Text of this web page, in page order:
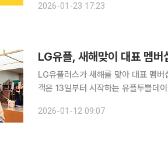
포즈커피를 대상으로 조사한 결과,
2026-01-23 17:23
LG유플, 새해맞이 대표 멤
LG유플러스가 새해를 맞아 대표 멤버
객은 13일부터 시작하는 유플투쁠데
최초로 배달의민족 구독 서비스인 ‘배
2026-01-12 09:07